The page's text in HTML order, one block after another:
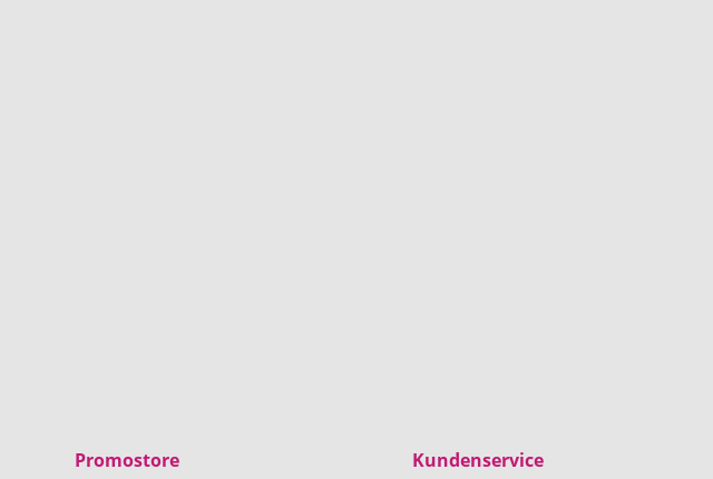
Promostore Kundenservice